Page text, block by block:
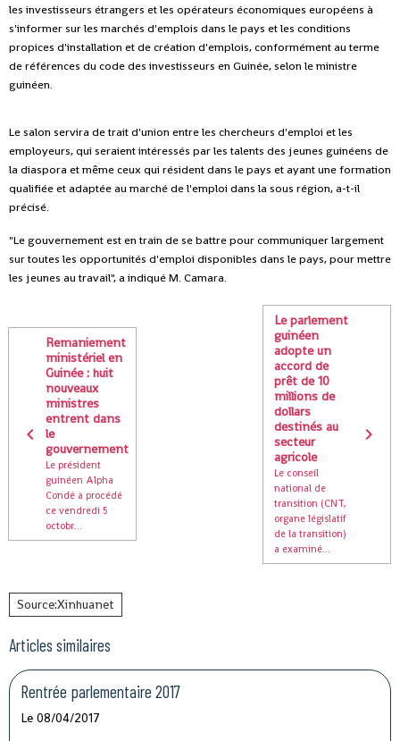
les investisseurs étrangers et les opérateurs économiques européens à
s'informer sur les marchés d'emplois dans le pays et les conditions
propices d'installation et de création d'emplois, conformément au terme
de références du code des investisseurs en Guinée, selon le ministre
guinéen.
Le salon servira de trait d'union entre les chercheurs d'emploi et les
employeurs, qui seraient intéressés par les talents des jeunes guinéens de
la diaspora et même ceux qui résident dans le pays et ayant une formation
qualifiée et adaptée au marché de l'emploi dans la sous région, a-t-il
précisé.
"Le gouvernement est en train de se battre pour communiquer largement
sur toutes les opportunités d'emploi disponibles dans le pays, pour mettre
les jeunes au travail", a indiqué M. Camara.
Remaniement
ministériel en
Guinée : huit
nouveaux
ministres
entrent dans
le
gouvernement
Le président
guinéen Alpha
Condé a procédé
ce vendredi 5
octobr...
Le parlement
guinéen
adopte un
accord de
prêt de 10
millions de
dollars
destinés au
secteur
agricole
Le conseil
national de
transition (CNT,
organe législatif
de la transition)
a examiné...
Source:Xinhuanet
Articles similaires
Rentrée parlementaire 2017
Le 08/04/2017